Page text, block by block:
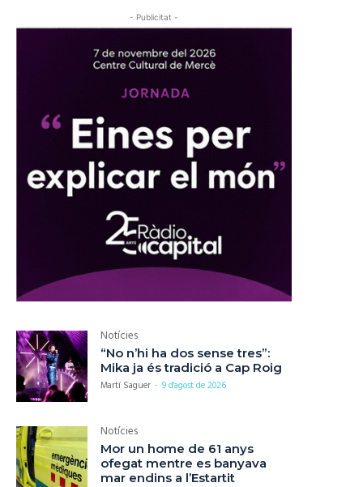
- Publicitat -
Notícies
“No n’hi ha dos sense tres”:
Mika ja és tradició a Cap Roig
Martí Saguer - 9 d'agost de 2026
Notícies
Mor un home de 61 anys
ofegat mentre es banyava
mar endins a l’Estartit